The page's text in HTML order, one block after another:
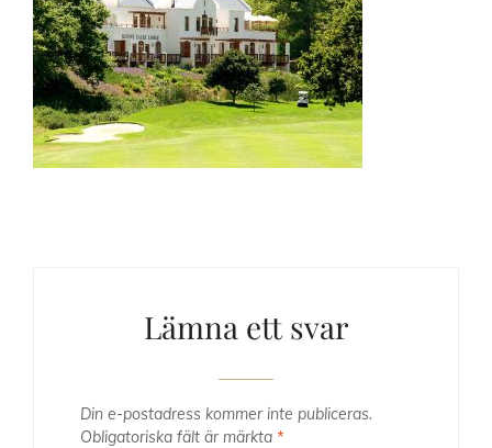
Lämna ett svar
Din e-postadress kommer inte publiceras.
Obligatoriska fält är märkta *